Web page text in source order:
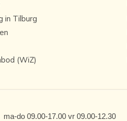
in Tilburg
(WiZ)
ma-do 09.00-17.00 vr 09.00-12.30